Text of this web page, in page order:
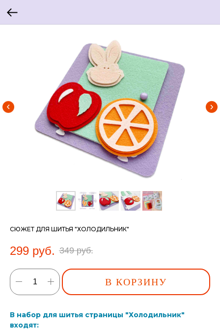
СЮЖЕТ ДЛЯ ШИТЬЯ "ХОЛОДИЛЬНИК"
299 руб. 349 руб.
В КОРЗИНУ
В набор для шитья страницы "Холодильник"
входят: